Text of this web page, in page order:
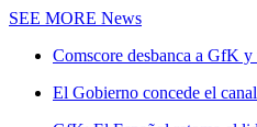
SEE MORE News
Comscore desbanca a GfK
El Gobierno concede el